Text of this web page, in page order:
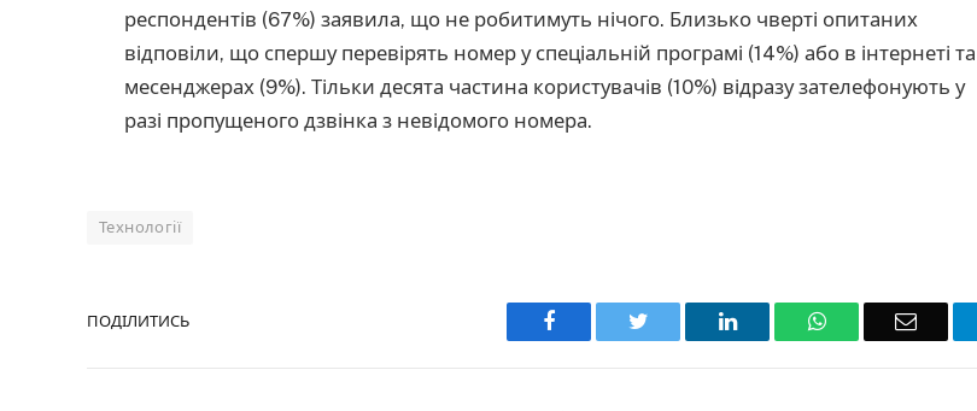
респондентів (67%) заявила, що не робитимуть нічого. Близько чверті опитаних
відповіли, що спершу перевірять номер у спеціальній програмі (14%) або в інтернеті та
месенджерах (9%). Тільки десята частина користувачів (10%) відразу зателефонують у
разі пропущеного дзвінка з невідомого номера.
Технології
ПОДІЛИТИСЬ Facebook Twitter LinkedIn WhatsAppEmail